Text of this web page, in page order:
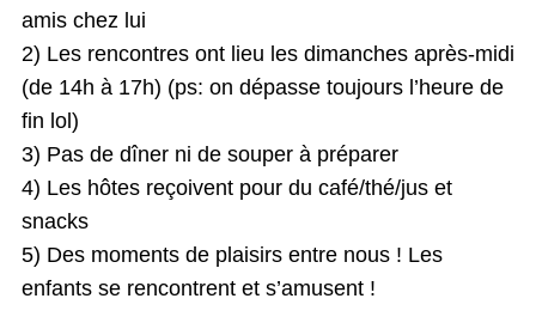
amis chez lui
2) Les rencontres ont lieu les dimanches après-midi
(de 14h à 17h) (ps: on dépasse toujours l’heure de
fin lol)
3) Pas de dîner ni de souper à préparer
4) Les hôtes reçoivent pour du café/thé/jus et
snacks
5) Des moments de plaisirs entre nous ! Les
enfants se rencontrent et s’amusent !